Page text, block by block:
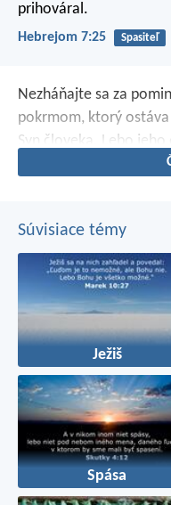
prihováral.
Hebrejom 7:25 Spasiteľ
Nezháňajte sa za
pokrmom, ktorý
Syn človeka. Lebo
Súvisiace témy
Ježiš
Spása